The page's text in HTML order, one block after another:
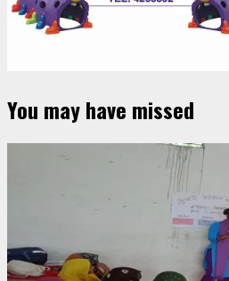
You may have missed